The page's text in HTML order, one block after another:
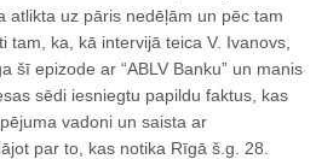
atlikta uz pāris nedēļām un pēc tam
ka, kā intervijā teica V. Ivanovs,
šī epizode ar “ABLV Banku” un manis
sēdi iesniegtu papildu faktus, kas
vadoni un saista ar
par to, kas notika Rīgā š.g. 28.